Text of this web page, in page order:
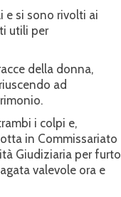
e si sono rivolti ai
utili per
della donna,
ad
i colpi e,
in Commissariato
Giudiziaria per furto
valevole ora e